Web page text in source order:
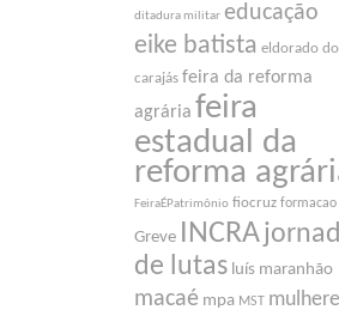
ditadura militar educação
eike batista eldorado
carajás feira da reforma
agrária feira
estadual da
reforma
FeiraÉPatrimônio fiocruz formacao
Greve INCRA
de lutas luís maranhão
macaé mpa MST